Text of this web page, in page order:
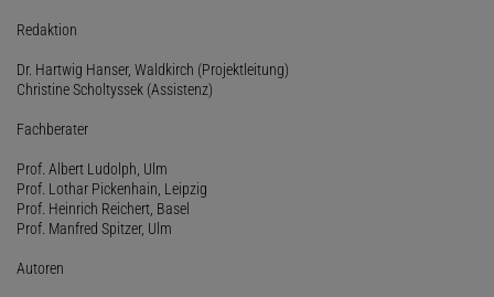
Redaktion
Dr. Hartwig Hanser, Waldkirch (Projektleitung)
Christine Scholtyssek (Assistenz)
Fachberater
Prof. Albert Ludolph, Ulm
Prof. Lothar Pickenhain, Leipzig
Prof. Heinrich Reichert, Basel
Prof. Manfred Spitzer, Ulm
Autoren